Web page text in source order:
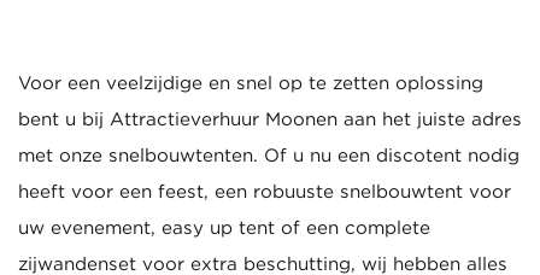
Voor een veelzijdige en snel op te zetten oplossing
bent u bij Attractieverhuur Moonen aan het juiste adres
met onze snelbouwtenten. Of u nu een discotent nodig
heeft voor een feest, een robuuste snelbouwtent voor
uw evenement, easy up tent of een complete
zijwandenset voor extra beschutting, wij hebben alles